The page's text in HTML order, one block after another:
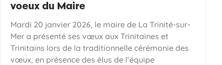
voeux du Maire
Mardi 20 janvier 2026, le maire de La Trinité-sur-
Mer a présenté ses vœux aux Trinitaines et
Trinitains lors de la traditionnelle cérémonie des
vœux, en présence des élus de l’équipe